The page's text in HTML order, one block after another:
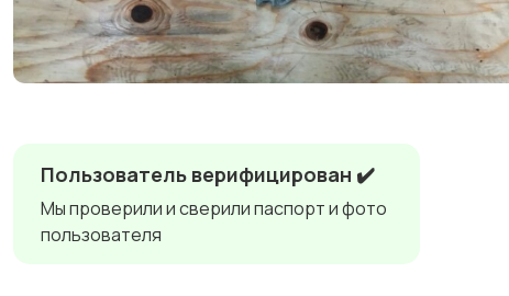
Пользователь верифицирован ✔️
Мы проверили и сверили паспорт и фото
пользователя